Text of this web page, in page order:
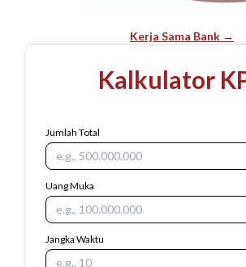
Kerja Sama Bank →
Kalkulator
Jumlah Total
Uang Muka
Jangka Waktu